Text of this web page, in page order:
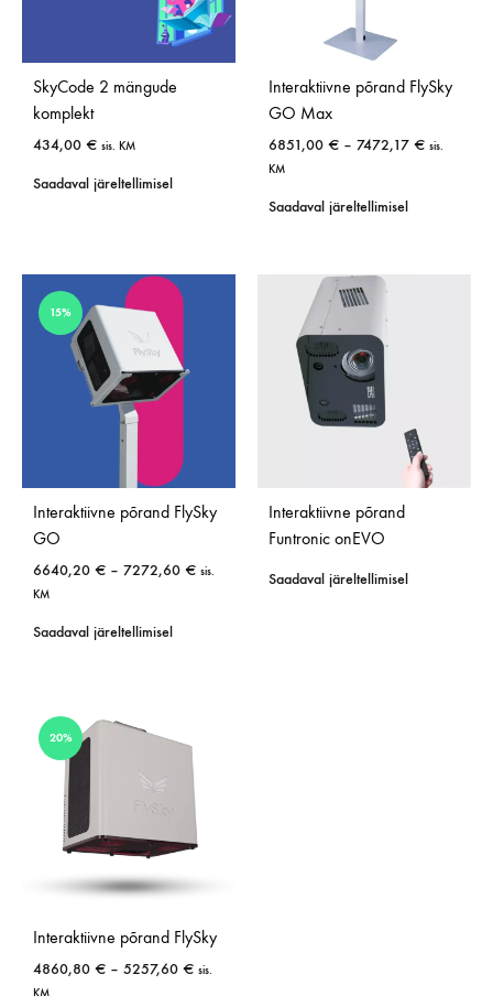
SkyCode 2 mängude
komplekt
434,00 € sis. KM
Saadaval järeltellimisel
Interaktiivne põrand FlySky
GO Max
6851,00 € – 7472,17 € sis.
KM
Saadaval järeltellimisel
15%
Interaktiivne põrand FlySky
GO
6640,20 € – 7272,60 € sis.
KM
Saadaval järeltellimisel
Interaktiivne põrand
Funtronic onEVO
Saadaval järeltellimisel
20%
Interaktiivne põrand FlySky
4860,80 € – 5257,60 € sis.